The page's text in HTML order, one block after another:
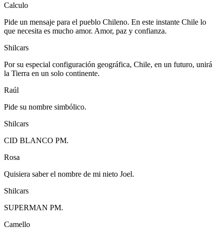
Calculo
Pide un mensaje para el pueblo Chileno. En este instante Chile lo
que necesita es mucho amor. Amor, paz y confianza.
Shilcars
Por su especial configuración geográfica, Chile, en un futuro, unirá
la Tierra en un solo continente.
Raúl
Pide su nombre simbólico.
Shilcars
CID BLANCO PM.
Rosa
Quisiera saber el nombre de mi nieto Joel.
Shilcars
SUPERMAN PM.
Camello